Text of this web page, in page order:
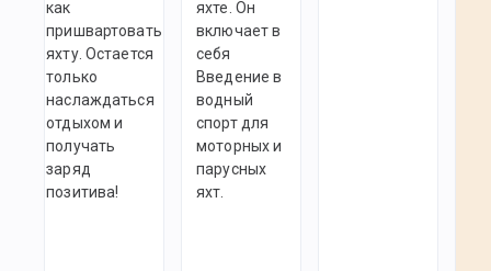
как
пришвартовать
яхту. Остается
только
наслаждаться
отдыхом и
получать
заряд
позитива!
яхте. Он
включает в
себя
Введение в
водный
спорт для
моторных и
парусных
яхт.